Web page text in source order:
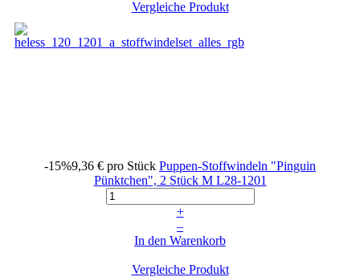
Vergleiche Produkt
-15%9,36 € pro Stück Puppen-Stoffwindeln "Pinguin
Pünktchen", 2 Stück M L28-1201
+
–
In den Warenkorb
Vergleiche Produkt